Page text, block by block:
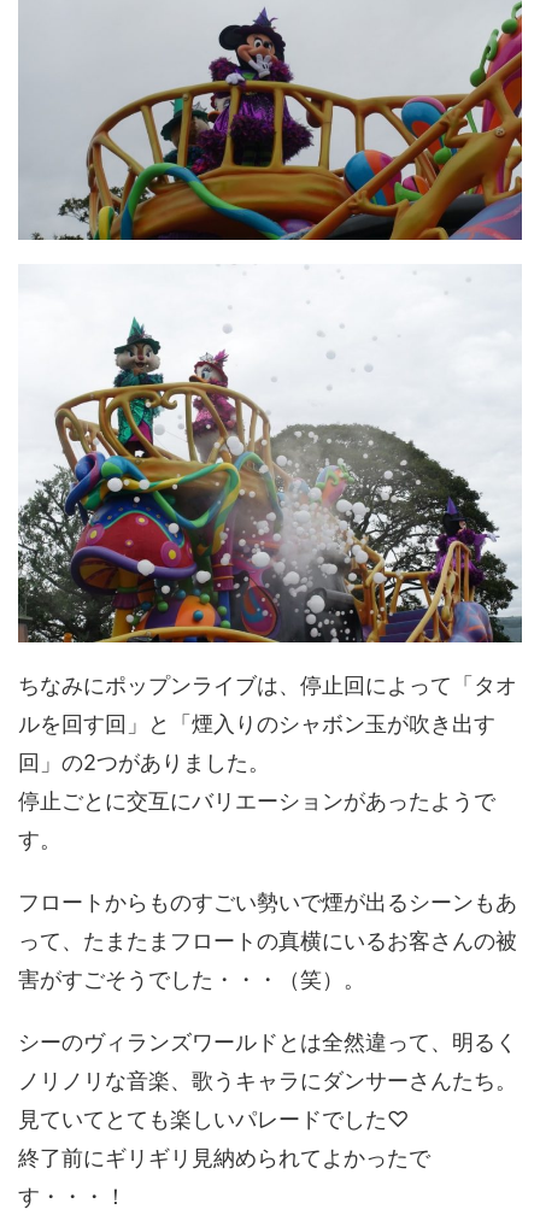
ちなみにポップンライブは、停止回によって「タオ
ルを回す回」と「煙入りのシャボン玉が吹き出す
回」の2つがありました。
停止ごとに交互にバリエーションがあったようで
す。
フロートからものすごい勢いで煙が出るシーンもあ
って、たまたまフロートの真横にいるお客さんの被
害がすごそうでした・・・（笑）。
シーのヴィランズワールドとは全然違って、明るく
ノリノリな音楽、歌うキャラにダンサーさんたち。
見ていてとても楽しいパレードでした♡
終了前にギリギリ見納められてよかったで
す・・・！